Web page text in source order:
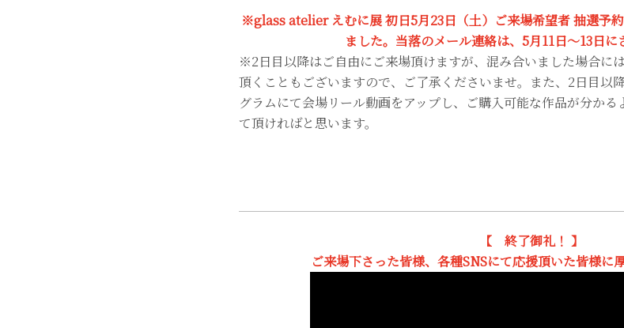
※glass atelier えむに展 初日5月23日（土）ご来場希望者 抽選予
ました。当落のメール連絡は、5月11日～13日に
※2日目以降はご自由にご来場頂けますが、混み合いました場合に
頂くこともございますので、ご了承くださいませ。また、2日目以
グラムにて会場リール動画をアップし、ご購入可能な作品が分か
て頂ければと思います。
【 終了御礼！ 】
ご来場下さった皆様、各種SNSにて応援頂いた皆様に